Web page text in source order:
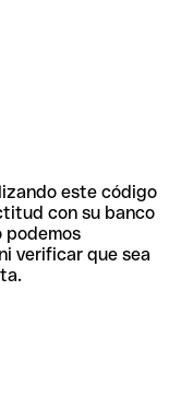
este código
con su banco
podemos
verificar que sea